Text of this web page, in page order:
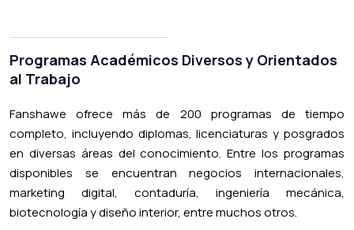
Programas Académicos Diversos y Orientados
al Trabajo
Fanshawe ofrece más de 200 programas de tiempo
completo, incluyendo diplomas, licenciaturas y posgrados
en diversas áreas del conocimiento. Entre los programas
disponibles se encuentran negocios internacionales,
marketing digital, contaduría, ingeniería mecánica,
biotecnología y diseño interior, entre muchos otros.